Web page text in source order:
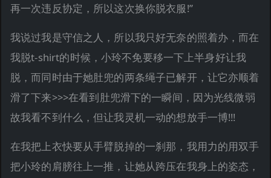
再一次违反协定，所以这次换你脱衣服!”
我说过我是守信之人，所以我只好无奈的照着办，而在
我脱t-shirt的时候，小玲不免要移一下上半身好让我
脱，而同时由于她肚兜的两条绳子已解开，让它亦顺着
滑了下来>>>在看到肚兜滑下的一瞬间，因为光线微弱
故我看不到什么，但让我灵机一动的想放手一博!!!
在我把上衣快要从手臂脱掉的一刹那，我用力的用双手
把小玲的肩膀往上一推，让她从跨压在我身上的姿态，